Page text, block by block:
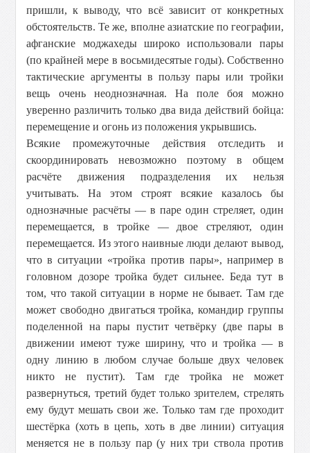
пришли, к выводу, что всё зависит от конкретных
обстоятельств. Те же, вполне азиатские по географии,
афганские моджахеды широко использовали пары
(по крайней мере в восьмидесятые годы). Собственно
тактические аргументы в пользу пары или тройки
вещь очень неоднозначная. На поле боя можно
уверенно различить только два вида действий бойца:
перемещение и огонь из положения укрывшись.
Всякие промежуточные действия отследить и
скоординировать невозможно поэтому в общем
расчёте движения подразделения их нельзя
учитывать. На этом строят всякие казалось бы
однозначные расчёты — в паре один стреляет, один
перемещается, в тройке — двое стреляют, один
перемещается. Из этого наивные люди делают вывод,
что в ситуации «тройка против пары», например в
головном дозоре тройка будет сильнее. Беда тут в
том, что такой ситуации в норме не бывает. Там где
может свободно двигаться тройка, командир группы
поделенной на пары пустит четвёрку (две пары в
движении имеют туже ширину, что и тройка — в
одну линию в любом случае больше двух человек
никто не пустит). Там где тройка не может
развернуться, третий будет только зрителем, стрелять
ему будут мешать свои же. Только там где проходит
шестёрка (хоть в цепь, хоть в две линии) ситуация
меняется не в пользу пар (у них три ствола против